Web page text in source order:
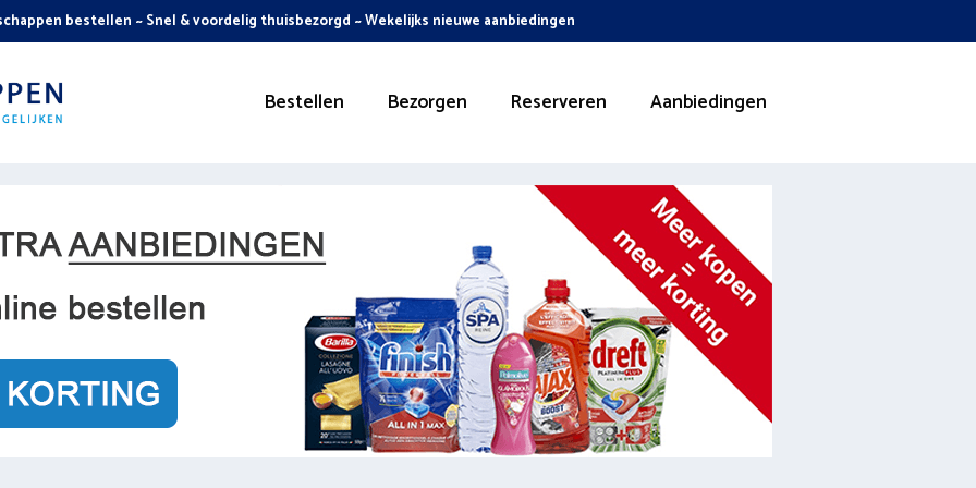
bestellen ~ Snel & voordelig thuisbezorgd ~ Wekelijks nieuwe aanbiedingen
Bestellen Bezorgen Reserveren Aanbiedingen